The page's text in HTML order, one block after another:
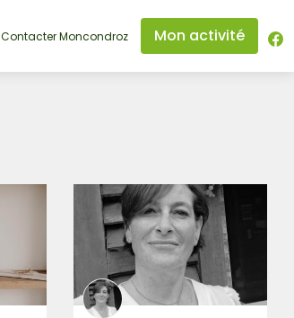
Contacter Moncondroz Mon activité